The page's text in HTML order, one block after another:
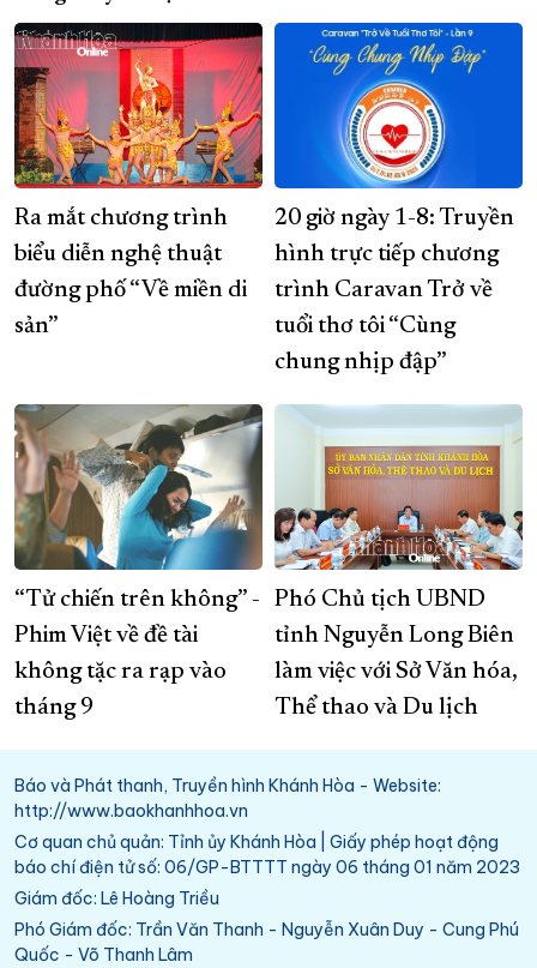
Ra mắt chương trình
biểu diễn nghệ thuật
đường phố “Về miền di
sản”
20 giờ ngày 1-8: Truyền
hình trực tiếp chương
trình Caravan Trở về
tuổi thơ tôi “Cùng
chung nhịp đập”
“Tử chiến trên không” -
Phim Việt về đề tài
không tặc ra rạp vào
tháng 9
Phó Chủ tịch UBND
tỉnh Nguyễn Long Biên
làm việc với Sở Văn hóa,
Thể thao và Du lịch
Báo và Phát thanh, Truyền hình Khánh Hòa - Website:
http://www.baokhanhhoa.vn
Cơ quan chủ quản: Tỉnh ủy Khánh Hòa | Giấy phép hoạt động
báo chí điện tử số: 06/GP-BTTTT ngày 06 tháng 01 năm 2023
Giám đốc: Lê Hoàng Triều
Phó Giám đốc: Trần Văn Thanh - Nguyễn Xuân Duy - Cung Phú
Quốc - Võ Thanh Lâm